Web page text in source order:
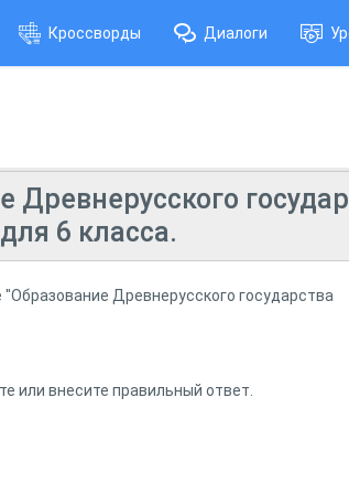
Кроссворды Диалоги
Древнерусского
6 класса.
Древнерусского государства
или внесите правильный ответ.